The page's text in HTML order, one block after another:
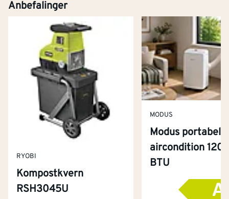
Anbefalinger
RYOBI
Kompostkvern
RSH3045U
MODUS
Modus portabel
aircondition
BTU